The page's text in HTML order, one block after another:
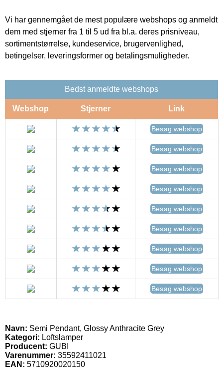
Vi har gennemgået de mest populære webshops og anmeldt
dem med stjerner fra 1 til 5 ud fra bl.a. deres prisniveau,
sortimentstørrelse, kundeservice, brugervenlighed,
betingelser, leveringsformer og betalingsmuligheder.
Bedst anmeldte webshops
Webshop Stjerner Link
Besøg webshop
Besøg webshop
Besøg webshop
Besøg webshop
Besøg webshop
Besøg webshop
Besøg webshop
Besøg webshop
Besøg webshop
Navn: Semi Pendant, Glossy Anthracite Grey
Kategori: Loftslamper
Producent: GUBI
Varenummer: 35592411021
EAN: 5710920020150